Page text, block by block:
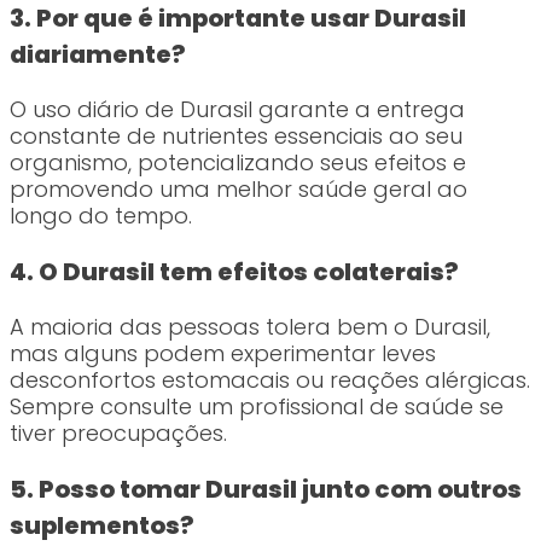
3. Por que é importante usar Durasil
diariamente?
O uso diário de Durasil garante a entrega
constante de nutrientes essenciais ao seu
organismo, potencializando seus efeitos e
promovendo uma melhor saúde geral ao
longo do tempo.
4. O Durasil tem efeitos colaterais?
A maioria das pessoas tolera bem o Durasil,
mas alguns podem experimentar leves
desconfortos estomacais ou reações alérgicas.
Sempre consulte um profissional de saúde se
tiver preocupações.
5. Posso tomar Durasil junto com outros
suplementos?